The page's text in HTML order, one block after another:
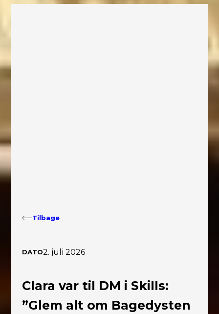
Tilbage
DATO2. juli 2026
Clara var til DM i Skills:
”Glem alt om Bagedysten